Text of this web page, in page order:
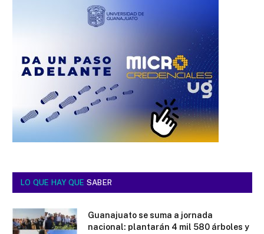
LO QUE HAY QUE SABER
Guanajuato se suma a jornada
nacional: plantarán 4 mil 580 árboles y